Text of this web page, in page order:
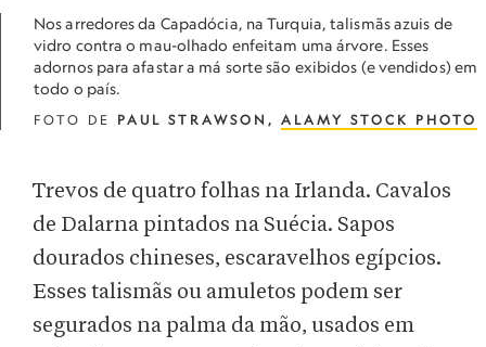
Nos arredores da Capadócia, na Turquia, talismãs azuis de
vidro contra o mau-olhado enfeitam uma árvore. Esses
adornos para afastar a má sorte são exibidos (e vendidos) em
todo o país.
FOTO DE PAUL STRAWSON, ALAMY STOCK PHOTO
Trevos de quatro folhas na Irlanda. Cavalos
de Dalarna pintados na Suécia. Sapos
dourados chineses, escaravelhos egípcios.
Esses talismãs ou amuletos podem ser
segurados na palma da mão, usados em